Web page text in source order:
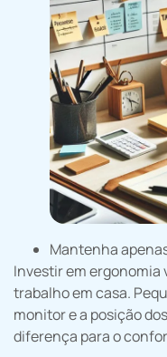
Mantenha
Investir em ergonomia
trabalho em casa.
monitor e a posição
diferença para o